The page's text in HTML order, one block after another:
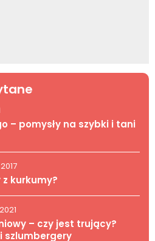
– pomysły na szybki i tani
kurkumy?
– czy jest trujący?
szlumbergery